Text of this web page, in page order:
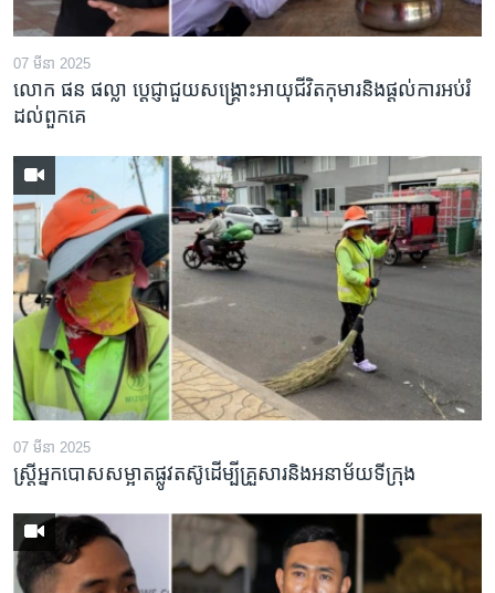
07 មីនា 2025
លោក ផន ផល្លា ប្តេជ្ញាជួយសង្រ្គោះអាយុជីវិតកុមារនិងផ្តល់ការអប់រំ
ដល់ពួកគេ
07 មីនា 2025
ស្រ្តីអ្នកបោសសម្អាតផ្លូវតស៊ូដើម្បីគ្រួសារនិងអនាម័យទីក្រុង